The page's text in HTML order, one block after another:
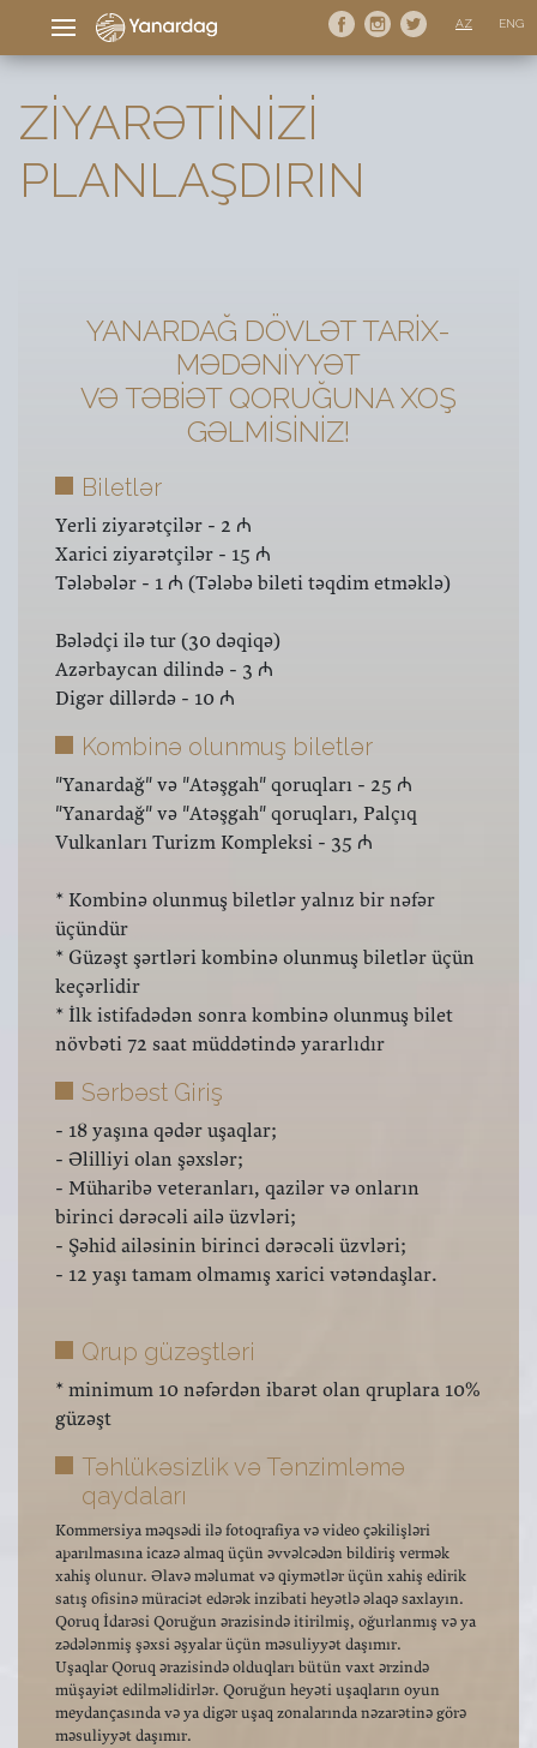
AZ ENG
ZIYARƏTINIZI
PLANLAŞDIRIN
YANARDAĞ DÖVLƏT TARİX-
MƏDƏNİYYƏT
VƏ TƏBİƏT QORUĞUNA XOŞ
GƏLMİSİNİZ!
Biletlər
Yerli ziyarətçilər - 2 ₼
Xarici ziyarətçilər - 15 ₼
Tələbələr - 1 ₼ (Tələbə bileti təqdim etməklə)
Bələdçi ilə tur (30 dəqiqə)
Azərbaycan dilində - 3 ₼
Digər dillərdə - 10 ₼
Kombinə olunmuş biletlər
"Yanardağ" və "Atəşgah" qoruqları - 25 ₼
"Yanardağ" və "Atəşgah" qoruqları, Palçıq
Vulkanları Turizm Kompleksi - 35 ₼
* Kombinə olunmuş biletlər yalnız bir nəfər
üçündür
* Güzəşt şərtləri kombinə olunmuş biletlər üçün
keçərlidir
* İlk istifadədən sonra kombinə olunmuş bilet
növbəti 72 saat müddətində yararlıdır
Sərbəst Giriş
- 18 yaşına qədər uşaqlar;
- Əlilliyi olan şəxslər;
- Müharibə veteranları, qazilər və onların
birinci dərəcəli ailə üzvləri;
- Şəhid ailəsinin birinci dərəcəli üzvləri;
- 12 yaşı tamam olmamış xarici vətəndaşlar.
Qrup güzəştləri
* minimum 10 nəfərdən ibarət olan qruplara 10%
güzəşt
Təhlükəsizlik və Tənzimləmə
qaydaları
Kommersiya məqsədi ilə fotoqrafiya və video çəkilişləri
aparılmasına icazə almaq üçün əvvəlcədən bildiriş vermək
xahiş olunur. Əlavə məlumat və qiymətlər üçün xahiş edirik
satış ofisinə müraciət edərək inzibati heyətlə əlaqə saxlayın.
Qoruq İdarəsi Qoruğun ərazisində itirilmiş, oğurlanmış və ya
zədələnmiş şəxsi əşyalar üçün məsuliyyət daşımır.
Uşaqlar Qoruq ərazisində olduqları bütün vaxt ərzində
müşayiət edilməlidirlər. Qoruğun heyəti uşaqların oyun
meydançasında və ya digər uşaq zonalarında nəzarətinə görə
məsuliyyət daşımır.